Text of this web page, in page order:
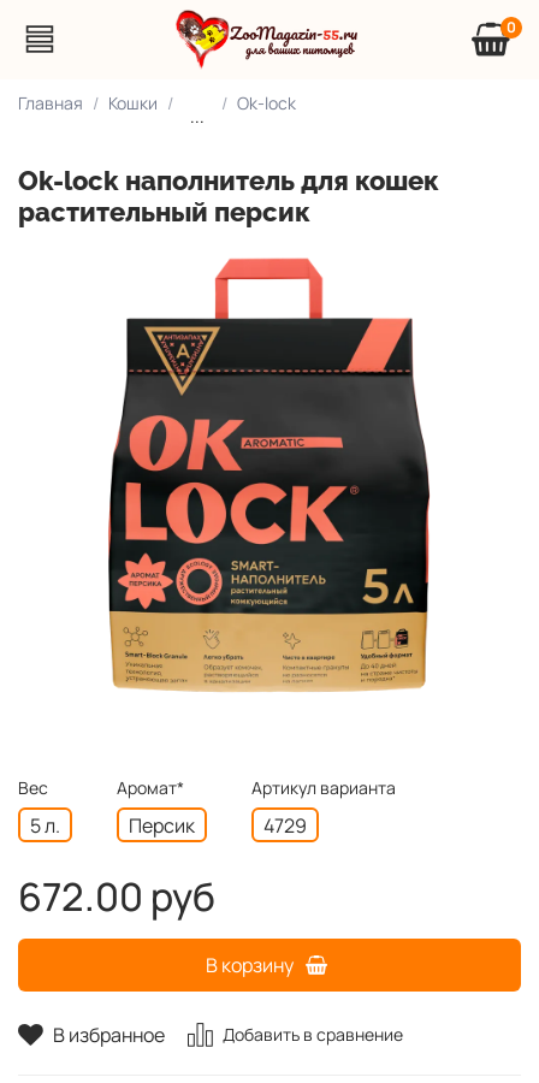
0
Главная Кошки
...
Ok-lock
Ok-lock наполнитель для кошек
растительный персик
В избранное Добавить в сравнение
Вес
5 л.
Аромат*
Персик
Артикул варианта
4729
672.00 руб
В корзину